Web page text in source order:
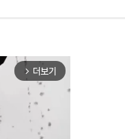
arrow_forward_ios 더보기